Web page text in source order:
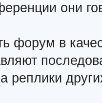
они
форум в
реплики